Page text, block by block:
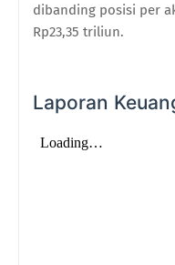
dibanding posisi per
Rp23,35 triliun.
Laporan